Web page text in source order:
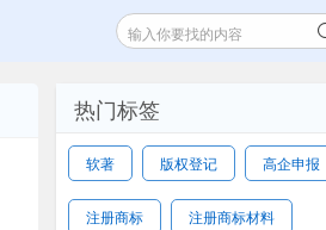
热门标签
软著 版权登记 高企申报
注册商标 注册商标材料